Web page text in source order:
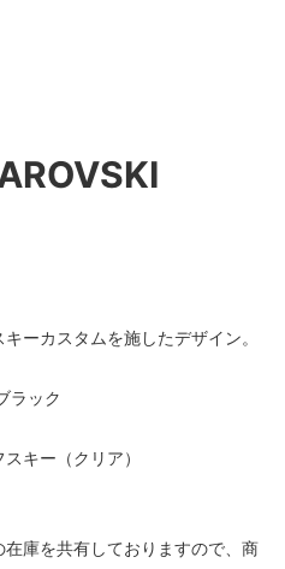
ーカスタムを施したデザイン。
ラック
キー（クリア）
庫を共有しておりますので、商